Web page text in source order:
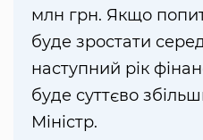
млн грн. Якщо
буде зростати
наступний рік
буде суттєво
Міністр.